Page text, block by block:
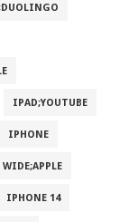
IPAD;YOUTUBE
IPHONE
IPHONE 14